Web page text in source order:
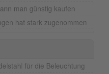
man günstig kaufen
hat stark zugenommen
für die Beleuchtung